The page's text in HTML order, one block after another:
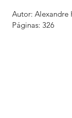
Autor: Alexandre
Páginas: 326